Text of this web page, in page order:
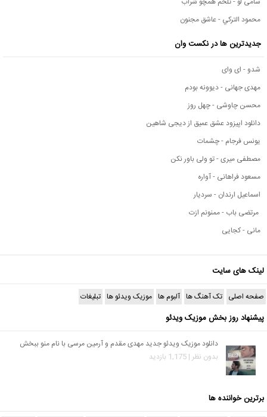
محمود التركي - عاشق مجنون
جدیدترین ها در نکست وان
شدو - ای وای
مهدی جهانی - دیوونه بودم
محسن چاوشی - چهل روز
دانلود اپیزود عشق عمیق از دیجی شاهین
یونس فرجام - چشمات
مصطفی میری - تو ولی باور نکن
مسعود فراهانی - آواره
اسماعیل ارندان - سردیار
مرتضی باب - ممنونم ازت
مانی - کجایی
لینک های سایت
صفحه اصلی تک آهنگ ها آلبوم ها موزیک ویدئو ها تبلیغات
پیشنهاد روز بخش موزیک ویدئو
دانلود موزیک ویدئو جدید مهدی مقدم و آرمین مرسی با نام منو ببخش
بدون نظر | 1,175 بازدید
برترین خواننده ها